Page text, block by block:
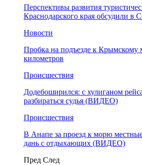
Перспективы развития
Краснодарского края обсудили в
Новости
Пробка на подъезде к Крымскому
километров
Происшествия
Додебоширился: с хулиганом
разбираться судья (ВИДЕО)
Происшествия
В Анапе за проезд к морю
дань с отдыхающих (ВИДЕО)
Пред След